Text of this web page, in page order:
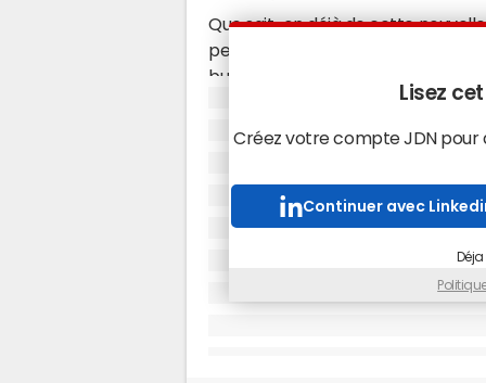
Que sait-on déjà de cette
permettre de prêter et
but de la plateforme est de
dire la possibilité d'effectuer des
intermédiaire traditionnel
technologie de la "blockchain",
Attirer le plus grand
Chase Herro à l'AFP, deux
Lisez
Créez votre compte JDN pour
Continuer avec